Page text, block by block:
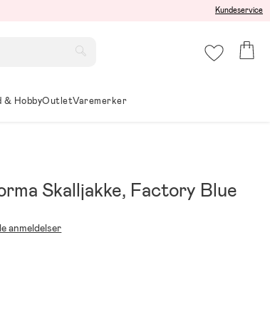
Kundeservice
& HobbyOutletVaremerker
Skalljakke, Factory Blue
anmeldelser